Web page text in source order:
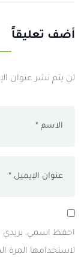
أضف تعليقاً
لن يتم نشر عنوان
احفظ اسمي، بريدي
لاستخدامها المرة